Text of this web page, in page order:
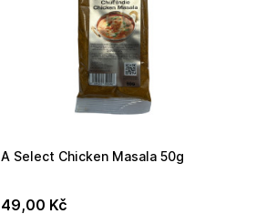
A Select Chicken Masala 50g
49,00 Kč